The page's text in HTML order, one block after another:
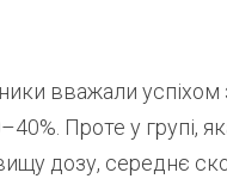
вважали
Проте у групі,
дозу, середнє